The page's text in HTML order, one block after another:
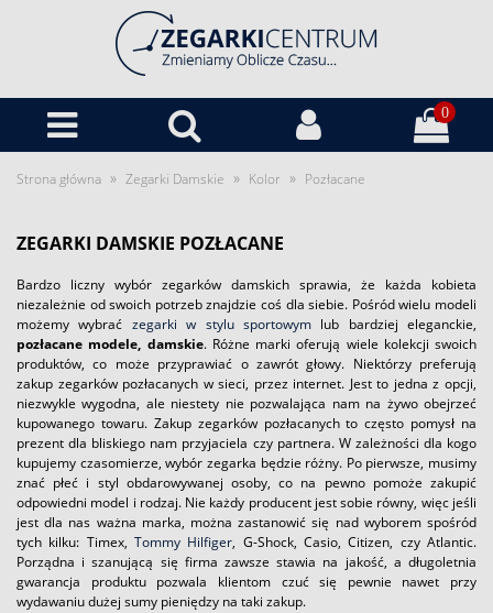
0
Strona główna » Zegarki Damskie » Kolor » Pozłacane
ZEGARKI DAMSKIE POZŁACANE
Bardzo liczny wybór zegarków damskich sprawia, że każda kobieta
niezależnie od swoich potrzeb znajdzie coś dla siebie. Pośród wielu modeli
możemy wybrać zegarki w stylu sportowymlub bardziej eleganckie,
pozłacane modele, damskie. Różne marki oferują wiele kolekcji swoich
produktów, co może przyprawiać o zawrót głowy. Niektórzy preferują
zakup zegarków pozłacanych w sieci, przez internet. Jest to jedna z opcji,
niezwykle wygodna, ale niestety nie pozwalająca nam na żywo obejrzeć
kupowanego towaru. Zakup zegarków pozłacanych to często pomysł na
prezent dla bliskiego nam przyjaciela czy partnera. W zależności dla kogo
kupujemy czasomierze, wybór zegarka będzie różny. Po pierwsze, musimy
znać płeć i styl obdarowywanej osoby, co na pewno pomoże zakupić
odpowiedni model i rodzaj. Nie każdy producent jest sobie równy, więc jeśli
jest dla nas ważna marka, można zastanowić się nad wyborem spośród
tych kilku: Timex, Tommy Hilfiger, G-Shock, Casio, Citizen, czy Atlantic.
Porządna i szanującą się firma zawsze stawia na jakość, a długoletnia
gwarancja produktu pozwala klientom czuć się pewnie nawet przy
wydawaniu dużej sumy pieniędzy na taki zakup.